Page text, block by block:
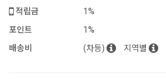
적립금
1%
포인트
1%
배송비
(차등) 지역별